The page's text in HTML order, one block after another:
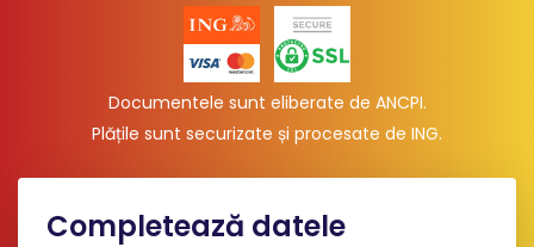
Documentele sunt eliberate de ANCPI.
Plățile sunt securizate și procesate de ING.
Completează datele